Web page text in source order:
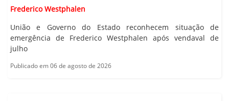
Frederico Westphalen
União e Governo do Estado reconhecem situação de
emergência de Frederico Westphalen após vendaval de
julho
Publicado em 06 de agosto de 2026